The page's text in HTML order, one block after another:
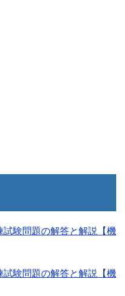
試験問題の解答と解説【機
試験問題の解答と解説【機